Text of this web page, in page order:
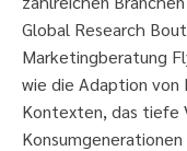
Global Research
Marketingberatung
wie die Adaption von
Kontexten, das tiefe
Konsumgenerationen